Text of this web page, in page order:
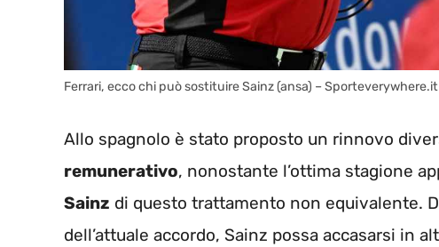
Ferrari, ecco chi può sostituire Sainz (ansa) – Sporteverywhere.it
Allo spagnolo è stato proposto un rinnovo
remunerativo, nonostante l’ottima stagione
Sainz di questo trattamento non equivalente.
dell’attuale accordo, Sainz possa accasarsi in